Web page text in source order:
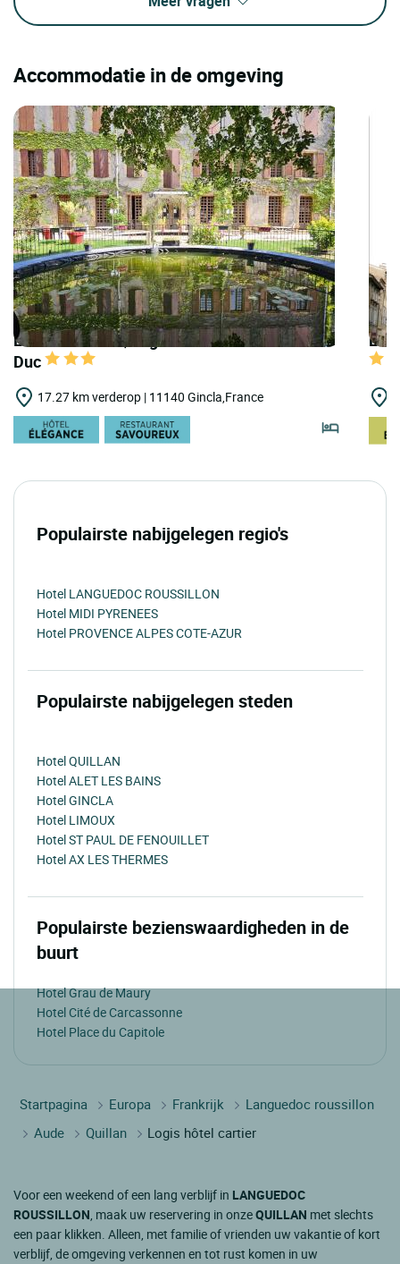
Accommodatie in de omgeving
LOGIS HOTELS | Logis Hostellerie du Grand
Duc
17.27 km verderop | 11140 Gincla,France
Populairste nabijgelegen regio's
Hotel LANGUEDOC ROUSSILLON
Hotel MIDI PYRENEES
Hotel PROVENCE ALPES COTE-AZUR
Populairste nabijgelegen steden
Hotel QUILLAN
Hotel ALET LES BAINS
Hotel GINCLA
Hotel LIMOUX
Hotel ST PAUL DE FENOUILLET
Hotel AX LES THERMES
Populairste bezienswaardigheden in de
buurt
Hotel Grau de Maury
Hotel Cité de Carcassonne
Hotel Place du Capitole
Startpagina Europa Frankrijk
Languedoc roussillon
Aude
Quillan Logis hôtel cartier
Voor een weekend of een lang verblijf in LANGUEDOC
ROUSSILLON, maak uw reservering in onzeQUILLAN met slechts
een paar klikken. Alleen, met familie of vrienden uw vakantie of kort
verblijf, de omgeving verkennen en tot rust komen in uw